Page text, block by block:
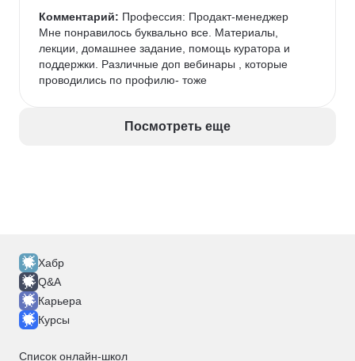
постановке целей и улучшить процессы.
Полезен тем, кто уже имеет минимум практики в
продукте и хочет получить рабочие шаблоны и
инструменты для масштабирования команды.
Комментарий: Профессия: Продакт-менеджер
Мне понравилось буквально все. Материалы,
лекции, домашнее задание, помощь куратора и
поддержки. Различные доп вебинары , которые
проводились по профилю- тоже
Посмотреть еще
Хабр
Q&A
Карьера
Курсы
Список онлайн-школ